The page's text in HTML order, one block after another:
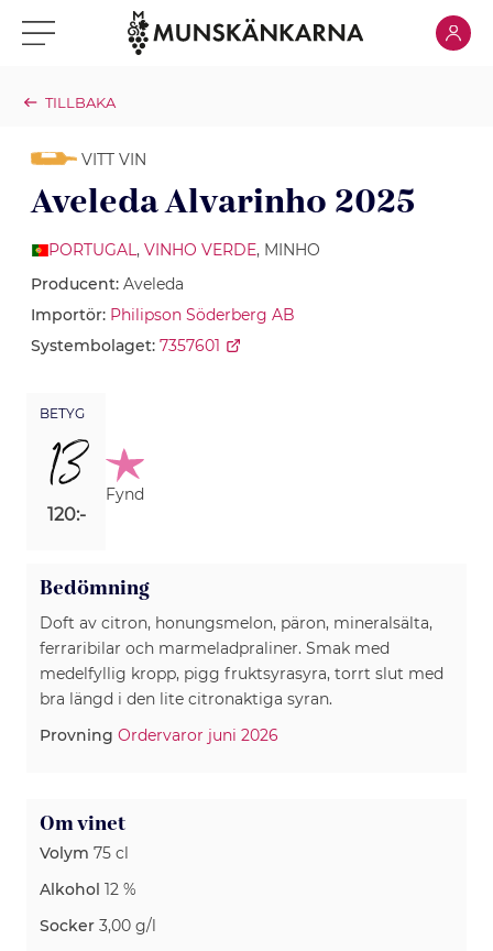
Klicka för meny Klicka
TILLBAKA
VITT VIN
Aveleda Alvarinho 2025
PORTUGAL, VINHO VERDE, MINHO
Producent: Aveleda
Importör: Philipson Söderberg AB
Systembolaget: 7357601
BETYG
13
120:-
Fynd
Bedömning
Doft av citron, honungsmelon, päron, mineralsälta,
ferraribilar och marmeladpraliner. Smak med
medelfyllig kropp, pigg fruktsyrasyra, torrt slut med
bra längd i den lite citronaktiga syran.
Provning Ordervaror juni 2026
Om vinet
Volym 75 cl
Alkohol 12 %
Socker 3,00 g/l